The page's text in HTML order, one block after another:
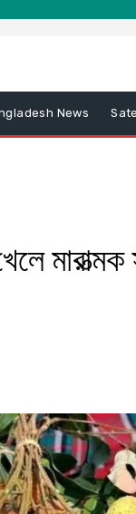
News
মারাত্মক